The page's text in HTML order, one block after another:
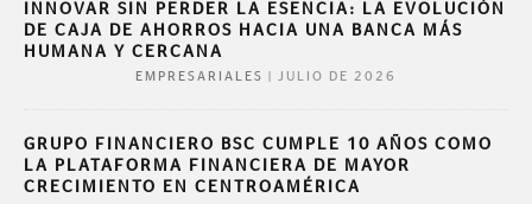
INNOVAR SIN PERDER LA ESENCIA: LA EVOLUCIÓN
DE CAJA DE AHORROS HACIA UNA BANCA MÁS
HUMANA Y CERCANA
EMPRESARIALES JULIO DE 2026
GRUPO FINANCIERO BSC CUMPLE 10 AÑOS COMO
LA PLATAFORMA FINANCIERA DE MAYOR
CRECIMIENTO EN CENTROAMÉRICA